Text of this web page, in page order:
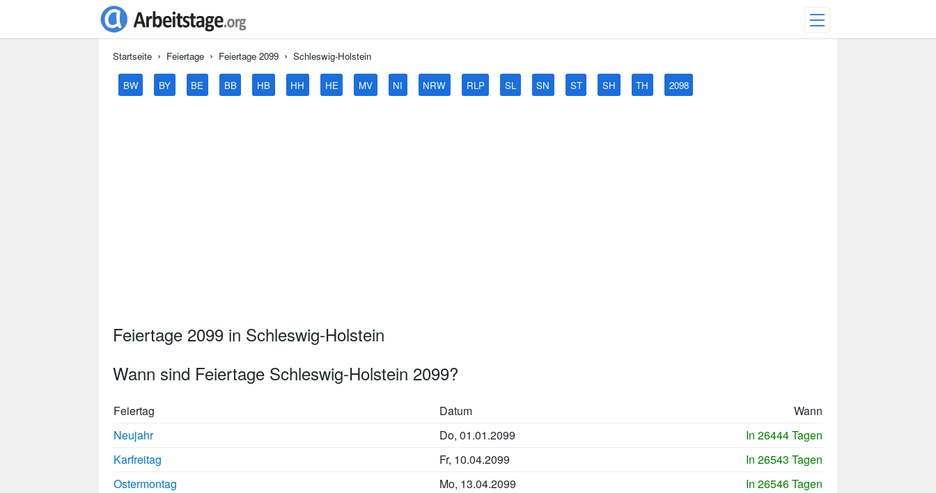
Startseite Feiertage Feiertage 2099 Schleswig-Holstein
BW BY BE BB HB HH HE MV NI NRW RLP SL SN ST SH TH 2098
Feiertage 2099 in Schleswig-Holstein
Wann sind Feiertage Schleswig-Holstein 2099?
Feiertag Datum
Wann
Neujahr
Do, 01.01.2099
In 26444 Tagen
Karfreitag
Fr, 10.04.2099
In 26543 Tagen
Ostermontag
Mo, 13.04.2099
In 26546 Tagen